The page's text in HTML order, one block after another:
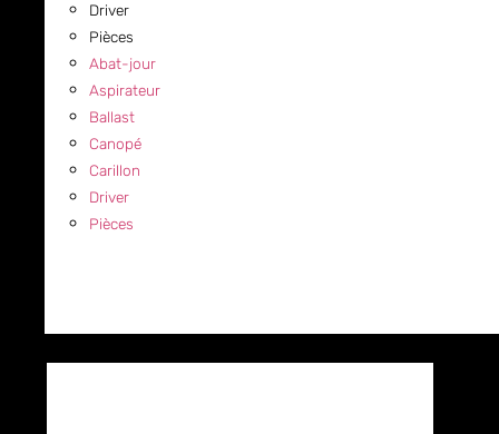
Driver
Pièces
Abat-jour
Aspirateur
Ballast
Canopé
Carillon
Driver
Pièces